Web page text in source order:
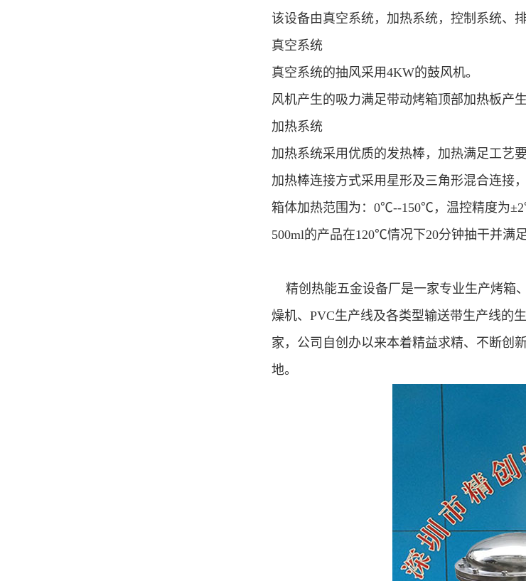
该设备由真空系统，加热系统，控制系统、
真空系统
真空系统的抽风采用4KW的鼓风机。
风机产生的吸力满足带动烤箱顶部加热板产
加热系统
加热系统采用优质的发热棒，加热满足工艺要
加热棒连接方式采用星形及三角形混合连接
箱体加热范围为：0℃--150℃，温控精度为
500ml的产品在120℃情况下20分钟抽干并满
精创热能五金设备厂是一家专业生产烤箱
燥机、PVC生产线及各类型输送带生产线的
家，公司自创办以来本着精益求精、不断创
地。